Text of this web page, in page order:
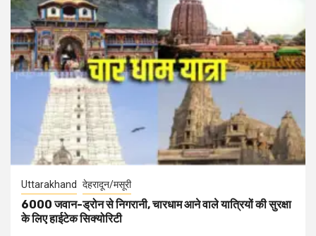
Uttarakhand देहरादून/मसूरी
6000 जवान-ड्रोन से निगरानी, चारधाम आने वाले यात्रियों की सुरक्षा
के लिए हाईटेक सिक्योरिटी